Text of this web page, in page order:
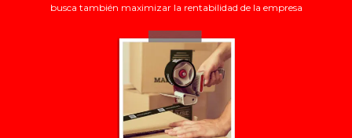
busca también maximizar la rentabilidad de la empresa